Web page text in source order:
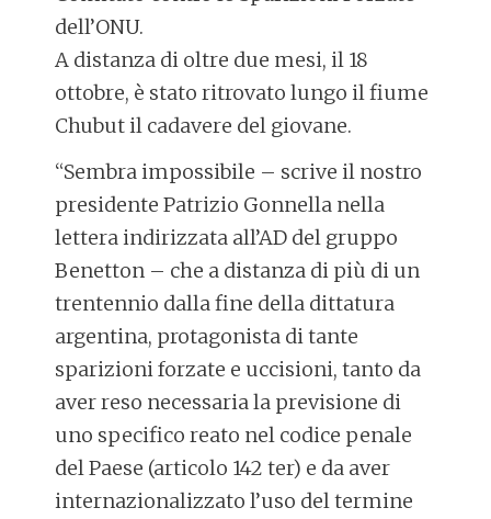
dell’ONU.
A distanza di oltre due mesi, il 18
ottobre, è stato ritrovato lungo il fiume
Chubut il cadavere del giovane.
“Sembra impossibile – scrive il nostro
presidente Patrizio Gonnella nella
lettera indirizzata all’AD del gruppo
Benetton – che a distanza di più di un
trentennio dalla fine della dittatura
argentina, protagonista di tante
sparizioni forzate e uccisioni, tanto da
aver reso necessaria la previsione di
uno specifico reato nel codice penale
del Paese (articolo 142 ter) e da aver
internazionalizzato l’uso del termine